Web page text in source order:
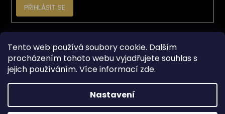
Tento web používá soubory cookie. Dalším
procházením tohoto webu vyjadřujete souhlas s
jejich používáním. Více informací zde.
Nastavení
PŘIHLÁSIT SE
Vše o nákupu
Doprava
Platba